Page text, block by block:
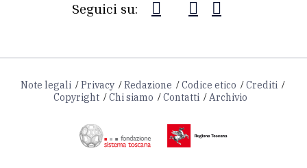
Seguici su:
Note legali Privacy Redazione Codice etico
Crediti
Copyright
Chi siamo Contatti Archivio